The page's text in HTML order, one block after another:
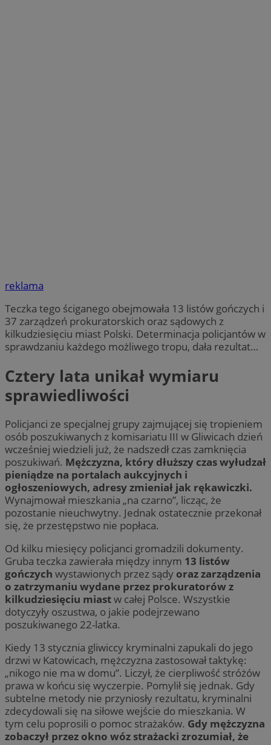
reklama
Teczka tego ściganego obejmowała 13 listów gończych i
37 zarządzeń prokuratorskich oraz sądowych z
kilkudziesięciu miast Polski. Determinacja policjantów w
sprawdzaniu każdego możliwego tropu, dała rezultat…
Cztery lata unikał wymiaru
sprawiedliwości
Policjanci ze specjalnej grupy zajmującej się tropieniem
osób poszukiwanych z komisariatu III w Gliwicach dzień
wcześniej wiedzieli już, że nadszedł czas zamknięcia
poszukiwań. Mężczyzna, który dłuższy czas wyłudzał
pieniądze na portalach aukcyjnych i
ogłoszeniowych, adresy zmieniał jak rękawiczki.
Wynajmował mieszkania „na czarno”, licząc, że
pozostanie nieuchwytny. Jednak ostatecznie przekonał
się, że przestępstwo nie popłaca.
Od kilku miesięcy policjanci gromadzili dokumenty.
Gruba teczka zawierała między innym 13 listów
gończych wystawionych przez sądy oraz zarządzenia
o zatrzymaniu wydane przez prokuratorów z
kilkudziesięciu miastw całej Polsce. Wszystkie
dotyczyły oszustwa, o jakie podejrzewano
poszukiwanego 22-latka.
Kiedy 13 stycznia gliwiccy kryminalni zapukali do jego
drzwi w Katowicach, mężczyzna zastosował taktykę:
„nikogo nie ma w domu”. Liczył, że cierpliwość stróżów
prawa w końcu się wyczerpie. Pomylił się jednak. Gdy
subtelne metody nie przyniosły rezultatu, kryminalni
zdecydowali się na siłowe wejście do mieszkania. W
tym celu poprosili o pomoc strażaków. Gdy mężczyzna
zobaczył przez okno wóz strażacki zrozumiał, że